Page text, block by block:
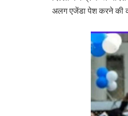
अलग एजेंडा पेश करने की